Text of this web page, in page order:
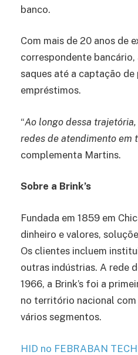
banco.
Com mais de 20 anos de
correspondente bancário,
saques até a captação
empréstimos.
“Ao longo dessa
redes de atendimento em
complementa Martins.
Sobre a Brink’s
Fundada em 1859 em
dinheiro e valores,
Os clientes incluem
outras indústrias. A rede
1966, a Brink’s foi a
no território nacional
vários segmentos.
HID no FEBRABAN